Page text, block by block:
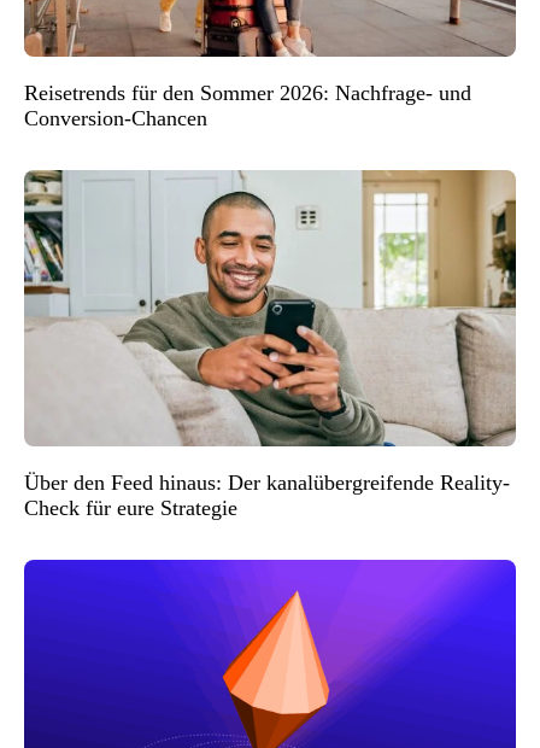
Reisetrends für den Sommer 2026: Nachfrage- und
Conversion-Chancen
Über den Feed hinaus: Der kanalübergreifende Reality-
Check für eure Strategie